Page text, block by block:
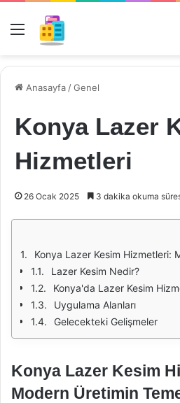
Menü
Anasayfa /Genel
Konya Lazer
Hizmetleri
26 Ocak 2025 3 dakika okuma
Konya Lazer Kesim Hizmetleri:
Lazer Kesim Nedir?
Konya'da Lazer Kesim
Uygulama Alanları
Gelecekteki Gelişmeler
Konya Lazer Kesim
Modern Üretimin